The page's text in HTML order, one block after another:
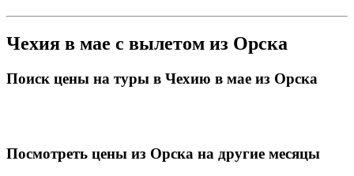
Чехия в мае с вылетом из Орска
Поиск цены на туры в Чехию в мае из Орска
Посмотреть цены из Орска на другие месяцы